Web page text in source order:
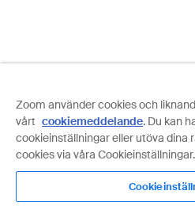
Information om det
Zoom använder cookies och
vårt cookiemeddelande. Du kan
cookieinställningar eller utöva dina
cookies via våra Cookieinställningar.